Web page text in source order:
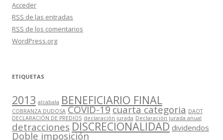
Acceder
RSS de las entradas
RSS de los comentarios
WordPress.org
ETIQUETAS
2013 alcabala BENEFICIARIO FINAL
COBRANZA DUDOSA COVID-19cuarta categoria DAOT
DECLARACIÓN DE PREDIOS declaración jurada Declaración jurada anual
detracciones DISCRECIONALIDAD dividendos
Doble imposición